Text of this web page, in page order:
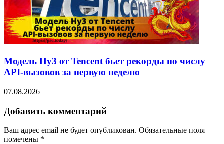
Модель Hy3 от Tencent бьет рекорды по числу
API-вызовов за первую неделю
07.08.2026
Добавить комментарий
Ваш адрес email не будет опубликован. Обязательные поля
помечены *